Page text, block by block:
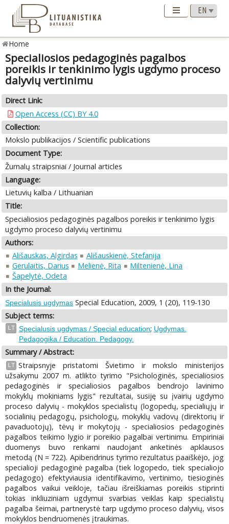
Home
Specialiosios pedagoginės pagalbos
poreikis ir tenkinimo lygis ugdymo proceso
dalyvių vertinimu
Direct Link:
Open Access (CC) BY 4.0
Collection:
Mokslo publikacijos / Scientific publications
Document Type:
Žurnalų straipsniai / Journal articles
Language:
Lietuvių kalba / Lithuanian
Title:
Specialiosios pedagoginės pagalbos poreikis ir tenkinimo lygis
ugdymo proceso dalyvių vertinimu
Authors:
Ališauskas, Algirdas
Ališauskienė, Stefanija
Gerulaitis, Darius
Melienė, Rita
Miltenienė, Lina
Šapelytė, Odeta
In the Journal:
Specialusis ugdymas Special Education, 2009, 1 (20), 119-130
Subject terms:
LT Specialusis ugdymas / Special education; Ugdymas.
Pedagogika / Education. Pedagogy.
Summary / Abstract:
LT Straipsnyje pristatomi Švietimo ir mokslo ministerijos
užsakymu 2007 m. atlikto tyrimo "Psichologinės, specialiosios
pedagoginės ir specialiosios pagalbos bendrojo lavinimo
mokyklų mokiniams lygis" rezultatai, susiję su įvairių ugdymo
proceso dalyvių - mokyklos specialistų (logopedų, specialiųjų ir
socialinių pedagogų, psichologų, mokyklų vadovų (direktorių ir
pavaduotojų), tėvų ir mokytojų - specialiosios pedagoginės
pagalbos teikimo lygio ir poreikio pagalbai vertinimu. Empiriniai
duomenys buvo renkami naudojant anketinės apklausos
metodą (N = 722). Apibendrinus tyrimo rezultatus paaiškėjo, jog
specialioji pedagoginė pagalba (tiek logopedo, tiek specialiojo
pedagogo) efektyviausia identifikavimo, vertinimo, tiesioginės
pagalbos vaikui veikloje, tačiau išreiškiamas poreikis stiprinti
tokias inkliuziniam ugdymui svarbias veiklas kaip specialistų
pagalba šeimai, partnerystė tarp ugdymo proceso dalyvių, visos
mokyklos bendruomenės įtraukimas.